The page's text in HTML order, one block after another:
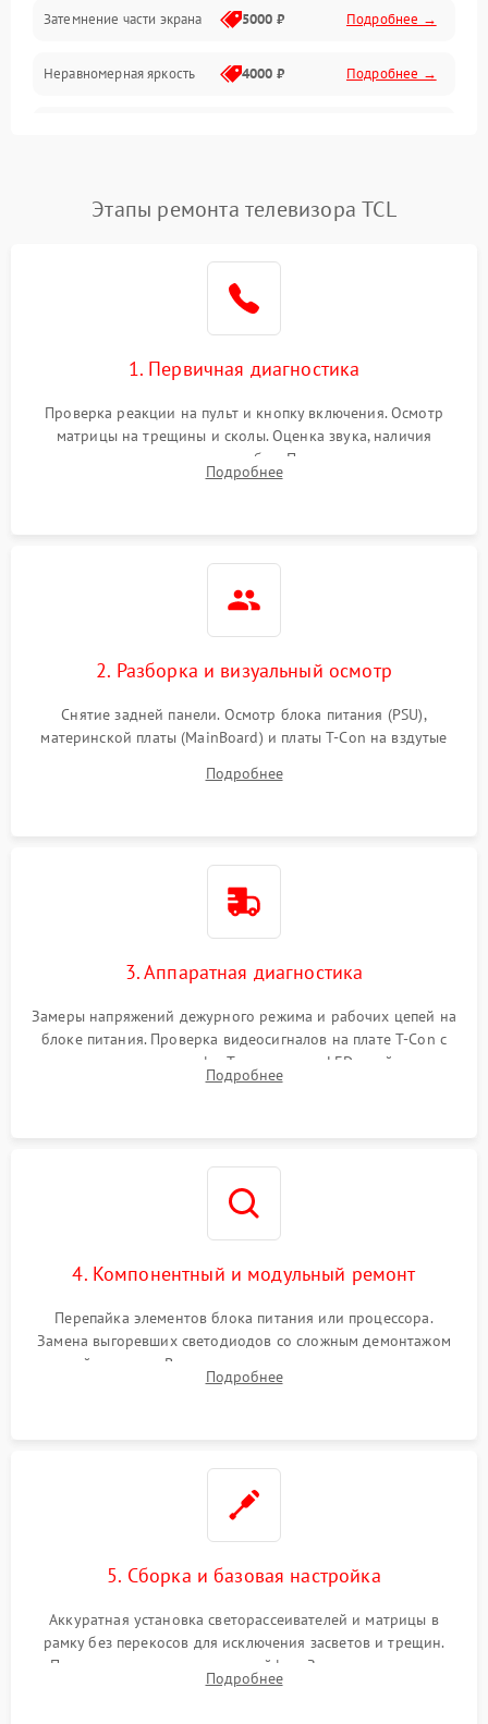
Механические повреждения
Программное обеспечение
Сеть и подключения
Затемнение части экрана 5000 ₽ Подробнее →
Неравномерная яркость 4000 ₽ Подробнее →
Этапы ремонта телевизора TCL
1. Первичная диагностика
Проверка реакции на пульт и кнопку включения. Осмотр
матрицы на трещины и сколы. Оценка звука, наличия
подсветки и индикаторов ошибок. Подключение тестовых
источников сигнала для выявления симптомов поломки.
Подробнее
2. Разборка и визуальный осмотр
Снятие задней панели. Осмотр блока питания (PSU),
материнской платы (MainBoard) и платы T-Con на вздутые
Проверка надежности фиксации и целостности шлейфов.
Подробнее
3. Аппаратная диагностика
Замеры напряжений дежурного режима и рабочих цепей на
блоке питания. Проверка видеосигналов на плате T-Con с
помощью осциллографа. Тестирование LED-драйвера и
светодиодных планок подсветки мультиметром.
Подробнее
4. Компонентный и модульный ремонт
Перепайка элементов блока питания или процессора.
Замена выгоревших светодиодов со сложным демонтажом
хрупкой матрицы. Восстановление поврежденных дорожек,
прошивка микросхем памяти EEPROM
Подробнее
5. Сборка и базовая настройка
Аккуратная установка светорассеивателей и матрицы в
рамку без перекосов для исключения засветов и трещин.
Подключение внутренних шлейфов. Закрытие корпуса.
Сброс настроек и обновление программного обеспечения.
Подробнее